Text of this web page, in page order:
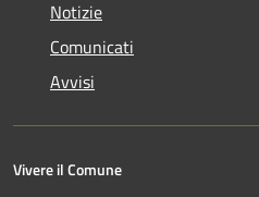
Notizie
Comunicati
Avvisi
Vivere il Comune